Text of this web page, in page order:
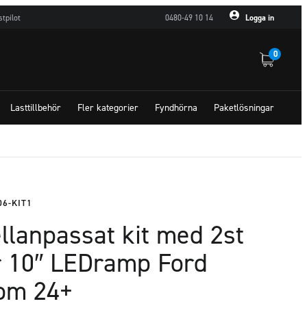
0480-49 10 14 Logga in
0
Lasttillbehör Fler kategorier Fyndhörna Paketlösningar
KIT1
kit med 2st
LEDramp Ford
24+